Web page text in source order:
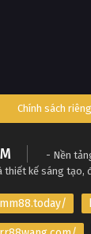
Chính sách
- Nền
thiết kế sáng tạo,